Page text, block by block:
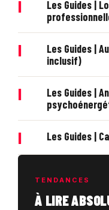
|
Les Guides |
|
Les Guides |
inclusif)
|
Les Guides |
| Les Guides |
TENDANCES
À LIRE